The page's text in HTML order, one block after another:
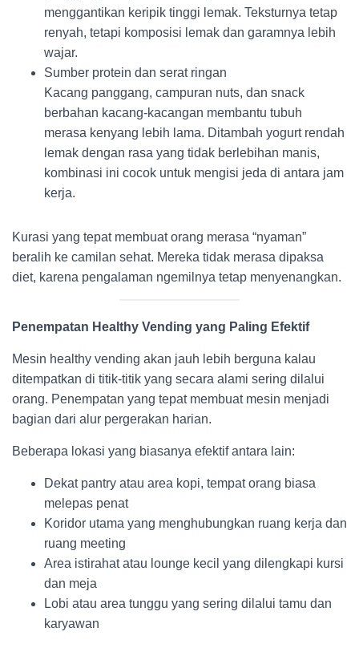
menggantikan keripik tinggi lemak. Teksturnya tetap
renyah, tetapi komposisi lemak dan garamnya lebih
wajar.
Sumber protein dan serat ringan
Kacang panggang, campuran nuts, dan snack
berbahan kacang-kacangan membantu tubuh
merasa kenyang lebih lama. Ditambah yogurt rendah
lemak dengan rasa yang tidak berlebihan manis,
kombinasi ini cocok untuk mengisi jeda di antara jam
kerja.
Kurasi yang tepat membuat orang merasa “nyaman”
beralih ke camilan sehat. Mereka tidak merasa dipaksa
diet, karena pengalaman ngemilnya tetap menyenangkan.
Penempatan Healthy Vending yang Paling Efektif
Mesin healthy vending akan jauh lebih berguna kalau
ditempatkan di titik-titik yang secara alami sering dilalui
orang. Penempatan yang tepat membuat mesin menjadi
bagian dari alur pergerakan harian.
Beberapa lokasi yang biasanya efektif antara lain:
Dekat pantry atau area kopi, tempat orang biasa
melepas penat
Koridor utama yang menghubungkan ruang kerja dan
ruang meeting
Area istirahat atau lounge kecil yang dilengkapi kursi
dan meja
Lobi atau area tunggu yang sering dilalui tamu dan
karyawan